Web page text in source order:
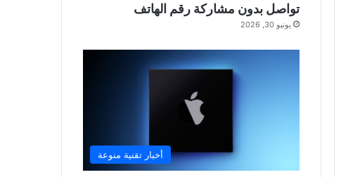
تواصل بدون مشاركة رقم الهاتف
يونيو 30, 2026
أخبار تقنية منوعة